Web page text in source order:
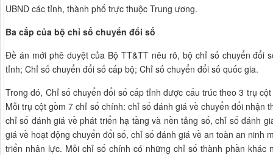
UBND các tỉnh, thành phố trực thuộc Trung ương.
Ba cấp của bộ chỉ số chuyển đổi số
Đề án mới phê duyệt của Bộ TT&TT nêu rõ, bộ chỉ số chuyển đổi
tỉnh; Chỉ số chuyển đổi số cấp bộ; Chỉ số chuyển đổi số quốc gia.
Trong đó, Chỉ số chuyển đổi số cấp tỉnh được cấu trúc theo 3 trụ
Mỗi trụ cột gồm 7 chỉ số chính: chỉ số đánh giá về chuyển đổi nhận
chỉ số đánh giá về phát triển hạ tầng và nền tảng số, chỉ số đánh
giá về hoạt động chuyển đổi số, chỉ số đánh giá về an toàn an ninh
triển nhân lực. Mỗi chỉ số chính có những chỉ số thành phần khác